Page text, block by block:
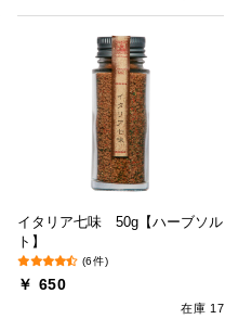
イタリア七味 50g【ハーブソル
ト】
(6件)
￥ 650
在庫 17